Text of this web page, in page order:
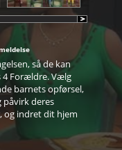
så de kan
4 Forældre. Vælg
barnets opførsel,
deres
og indret dit hjem